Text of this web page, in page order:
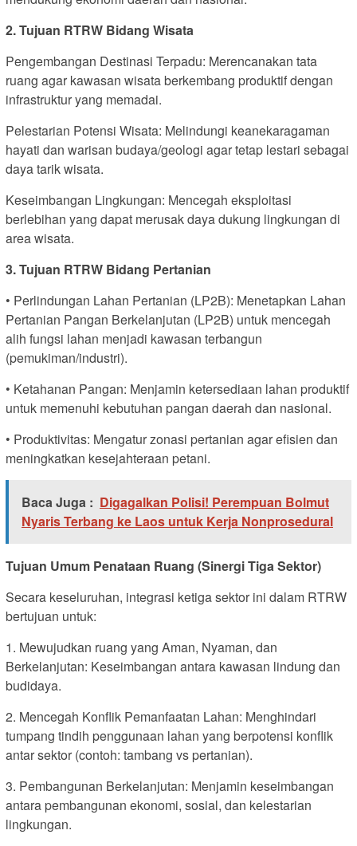
2. Tujuan RTRW Bidang Wisata
Pengembangan Destinasi Terpadu: Merencanakan tata
ruang agar kawasan wisata berkembang produktif dengan
infrastruktur yang memadai.
Pelestarian Potensi Wisata: Melindungi keanekaragaman
hayati dan warisan budaya/geologi agar tetap lestari sebagai
daya tarik wisata.
Keseimbangan Lingkungan: Mencegah eksploitasi
berlebihan yang dapat merusak daya dukung lingkungan di
area wisata.
3. Tujuan RTRW Bidang Pertanian
• Perlindungan Lahan Pertanian (LP2B): Menetapkan Lahan
Pertanian Pangan Berkelanjutan (LP2B) untuk mencegah
alih fungsi lahan menjadi kawasan terbangun
(pemukiman/industri).
• Ketahanan Pangan: Menjamin ketersediaan lahan produktif
untuk memenuhi kebutuhan pangan daerah dan nasional.
• Produktivitas: Mengatur zonasi pertanian agar efisien dan
meningkatkan kesejahteraan petani.
Baca Juga : Digagalkan Polisi! Perempuan Bolmut
Nyaris Terbang ke Laos untuk Kerja Nonprosedural
Tujuan Umum Penataan Ruang (Sinergi Tiga Sektor)
Secara keseluruhan, integrasi ketiga sektor ini dalam RTRW
bertujuan untuk:
1. Mewujudkan ruang yang Aman, Nyaman, dan
Berkelanjutan: Keseimbangan antara kawasan lindung dan
budidaya.
2. Mencegah Konflik Pemanfaatan Lahan: Menghindari
tumpang tindih penggunaan lahan yang berpotensi konflik
antar sektor (contoh: tambang vs pertanian).
3. Pembangunan Berkelanjutan: Menjamin keseimbangan
antara pembangunan ekonomi, sosial, dan kelestarian
lingkungan.